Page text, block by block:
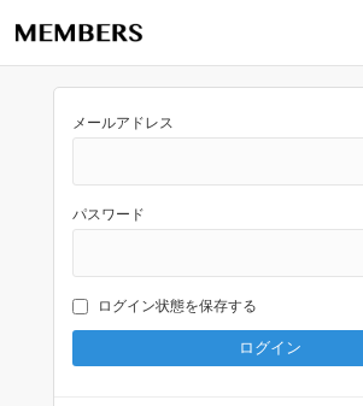
メールアドレス
パスワード
ログイン状態を保存する